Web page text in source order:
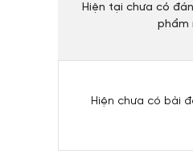
Hiện tại chưa có
phẩm
Hiện chưa có bài